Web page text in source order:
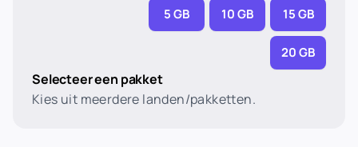
5 GB 10 GB 15 GB
20 GB
Selecteer een pakket
Kies uit meerdere landen/pakketten.